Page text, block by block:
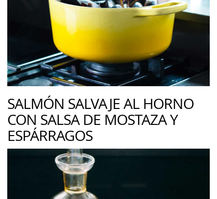
SALMÓN SALVAJE AL HORNO
CON SALSA DE MOSTAZA Y
ESPÁRRAGOS